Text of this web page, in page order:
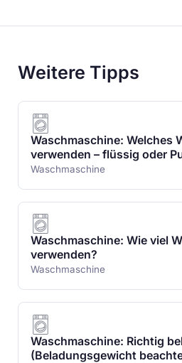
Weitere Tipps
Waschmaschine: Welches
verwenden – flüssig oder
Waschmaschine
Waschmaschine: Wie viel
verwenden?
Waschmaschine
Waschmaschine: Richtig
(Beladungsgewicht